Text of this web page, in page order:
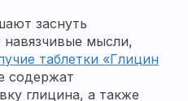
заснуть
мысли,
таблетки «Глицин
содержат
глицина, а также